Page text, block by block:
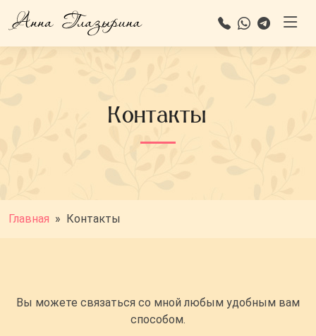
Контакты
Главная » Контакты
Вы можете связаться со мной любым удобным вам
способом.